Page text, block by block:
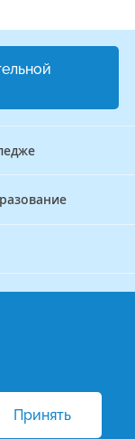
образование
центр
Принять